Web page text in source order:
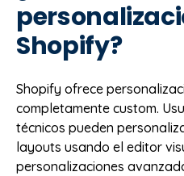
Shopify?
Shopify ofrece
completamente custom.
técnicos pueden
layouts usando el editor
personalizaciones